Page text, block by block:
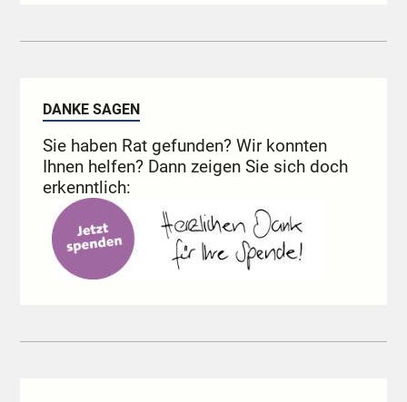
DANKE SAGEN
Sie haben Rat gefunden? Wir konnten
Ihnen helfen? Dann zeigen Sie sich doch
erkenntlich: